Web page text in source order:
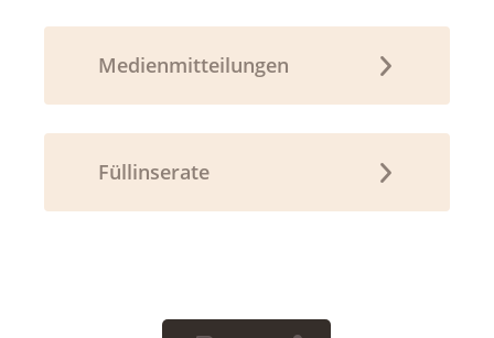
Medienmitteilungen
Füllinserate